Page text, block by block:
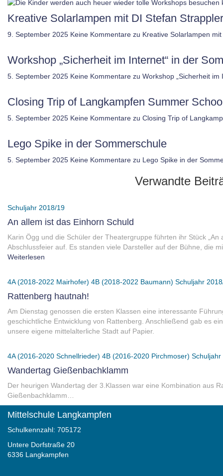
Kreative Solarlampen mit DI Stefan
9. September 2025 Keine Kommentare zu Kreative Solarlampen
Workshop „Sicherheit im Internet“ in der
5. September 2025 Keine Kommentare zu Workshop „Sicherheit
Closing Trip of Langkampfen Summer
5. September 2025 Keine Kommentare zu Closing Trip of
Lego Spike in der Sommerschule
5. September 2025 Keine Kommentare zu Lego Spike in der
Verwandte
Schuljahr 2018/19
An allem ist das Einhorn Schuld
Karin Ögg und die Schüler der Theatergruppe führten ihr Stück
Abschlussfeier auf. Es standen viele Darsteller auf der Bühne, die
Weiterlesen
4A (2018-2022 Mairhofer) 4B (2018-2022 Baumann) Schuljahr
Rattenberg hautnah!
Am Dienstag genossen die ersten Klassen eine interessante
geschichtliche Entwicklung von Rattenberg. Anschließend gab es
unsere eigene mittelalterliche Stadt auf Papier.
4A (2016-2020 Schnellrieder) 4B (2016-2020 Pirchmoser)
Wandertag Gießenbachklamm
Der heurigen Wandertag der 3.Klassen war eine Kombination aus
Gießenbachklamm…
Mittelschule Langkampfen
Schulkennzahl: 705172
Untere Dorfstraße 20
6336 Langkampfen